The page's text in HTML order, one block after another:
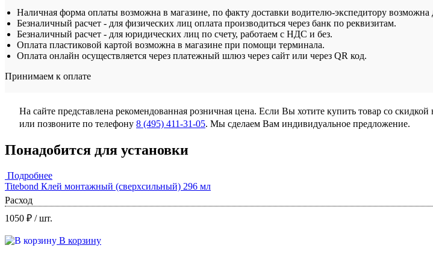
Наличная форма оплаты возможна в магазине, по факту доставки водителю-экспедитору возможна
Безналичный расчет - для физических лиц оплата производиться через банк по реквизитам.
Безналичный расчет - для юридических лиц по счету, работаем с НДС и без.
Оплата пластиковой картой возможна в магазине при помощи терминала.
Оплата онлайн осуществляется через платежный шлюз через сайт или через QR код.
Принимаем к оплате
На сайте представлена рекомендованная розничная цена. Если Вы хотите купить товар со
или позвоните по телефону 8 (495) 411-31-05. Мы сделаем Вам индивидуальное предложение.
Понадобится для установки
Подробнее
Titebond Клей монтажный (сверхсильный) 296 мл
Расход
1050 ₽ / шт.
В корзину